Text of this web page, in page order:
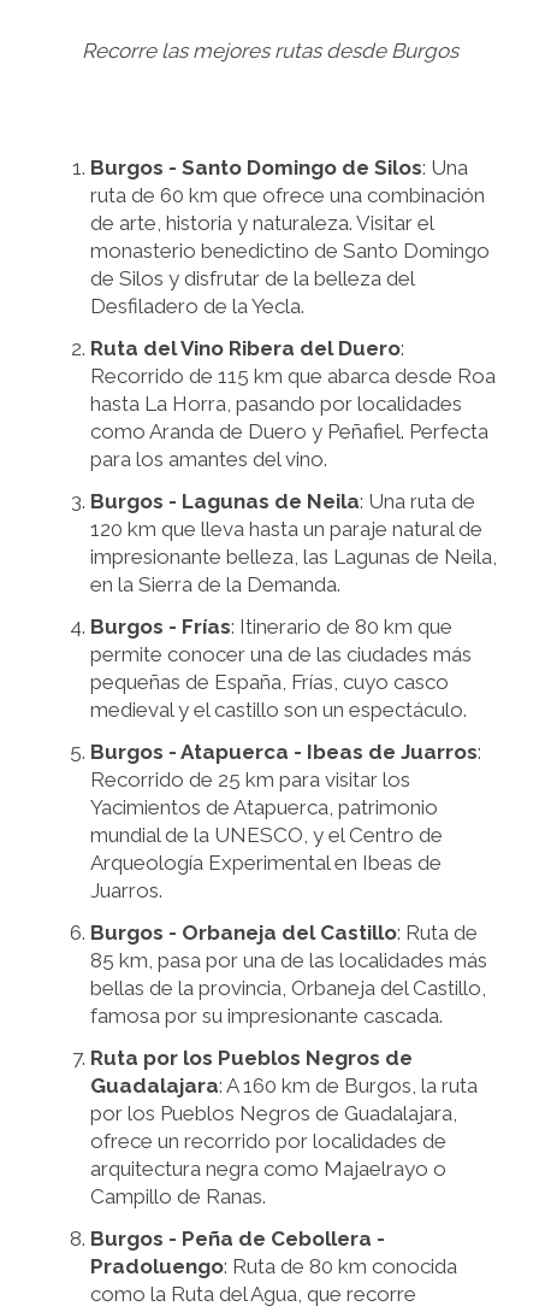
Recorre las mejores rutas desde Burgos
Burgos - Santo Domingo de Silos: Una
ruta de 60 km que ofrece una combinación
de arte, historia y naturaleza. Visitar el
monasterio benedictino de Santo Domingo
de Silos y disfrutar de la belleza del
Desfiladero de la Yecla.
Ruta del Vino Ribera del Duero:
Recorrido de 115 km que abarca desde Roa
hasta La Horra, pasando por localidades
como Aranda de Duero y Peñafiel. Perfecta
para los amantes del vino.
Burgos - Lagunas de Neila: Una ruta de
120 km que lleva hasta un paraje natural de
impresionante belleza, las Lagunas de Neila,
en la Sierra de la Demanda.
Burgos - Frías: Itinerario de 80 km que
permite conocer una de las ciudades más
pequeñas de España, Frías, cuyo casco
medieval y el castillo son un espectáculo.
Burgos - Atapuerca - Ibeas de Juarros:
Recorrido de 25 km para visitar los
Yacimientos de Atapuerca, patrimonio
mundial de la UNESCO, y el Centro de
Arqueología Experimental en Ibeas de
Juarros.
Burgos - Orbaneja del Castillo: Ruta de
85 km, pasa por una de las localidades más
bellas de la provincia, Orbaneja del Castillo,
famosa por su impresionante cascada.
Ruta por los Pueblos Negros de
Guadalajara: A 160 km de Burgos, la ruta
por los Pueblos Negros de Guadalajara,
ofrece un recorrido por localidades de
arquitectura negra como Majaelrayo o
Campillo de Ranas.
Burgos - Peña de Cebollera -
Pradoluengo: Ruta de 80 km conocida
como la Ruta del Agua, que recorre